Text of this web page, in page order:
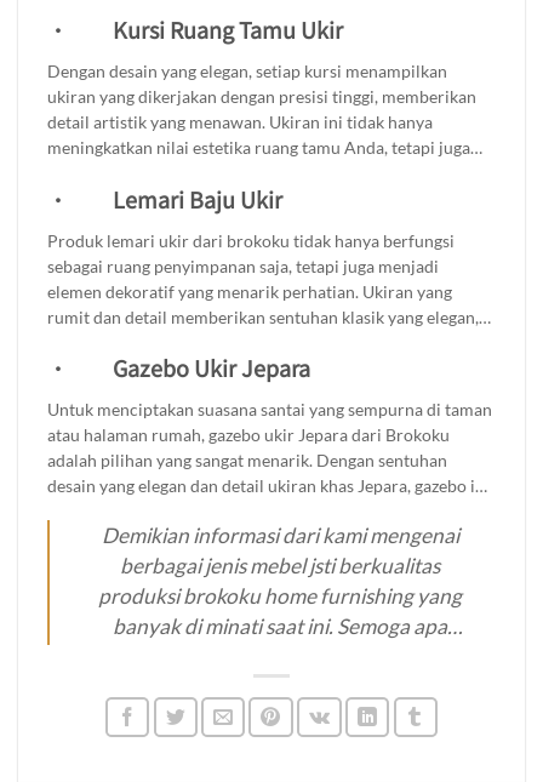
ruangan Anda. Ranjang ini bukan hanya sekadar tempat
sentuhan mewah dan gaya pada kamar tidur Anda.
· Kursi Ruang Tamu Ukir
Dengan desain yang elegan, setiap kursi menampilkan
ukiran yang dikerjakan dengan presisi tinggi, memberikan
detail artistik yang menawan. Ukiran ini tidak hanya
meningkatkan nilai estetika ruang tamu Anda, tetapi juga
diperhatikan. Daya tahan yang luar biasa dari kursi ini
kenyamanannya dalam waktu yang lama. Dengan kursi ukir
Brokoku, Anda tidak hanya mendapatkan furnitur, tetapi
juga sebuah karya seni yang akan memikat setiap tamu yang
berkunjung.
· Lemari Baju Ukir
Produk lemari ukir dari brokoku tidak hanya berfungsi
sebagai ruang penyimpanan saja, tetapi juga menjadi
elemen dekoratif yang menarik perhatian. Ukiran yang
rumit dan detail memberikan sentuhan klasik yang elegan,
ruangan.Anda bisa menyimpan pakaian, aksesori, dan
tetap terorganisir. Selain fungsionalitasnya, lemari baju ukir
kayu jati juga memberikan nilai estetika yang tinggi,
menjadikannya investasi yang tidak hanya praktis tetapi
juga meningkatkan keindahan interior rumah Anda.
· Gazebo Ukir Jepara
Untuk menciptakan suasana santai yang sempurna di taman
atau halaman rumah, gazebo ukir Jepara dari Brokoku
adalah pilihan yang sangat menarik. Dengan sentuhan
desain yang elegan dan detail ukiran khas Jepara, gazebo ini
menambah estetika ruangan outdoor Anda. Gazebo ini siap
menjadi spot favorit untuk bersantai bersama keluarga dan
teman-teman. Dapatkan kenyamanan dan keindahan yang
akan membuat setiap momen di luar rumah menjadi lebih
istimewa.
Demikian informasi dari kami mengenai
berbagai jenis mebel jsti berkualitas
produksi brokoku home furnishing yang
banyak di minati saat ini. Semoga apa
bagi Anda sebelum memutuskan untuk
membeli mebel jati yang Anda inginkan.